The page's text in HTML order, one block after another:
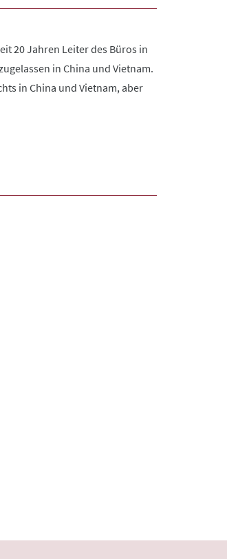
20 Jahren Leiter des Büros in
in China und Vietnam.
in China und Vietnam, aber